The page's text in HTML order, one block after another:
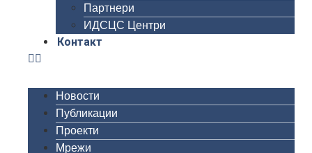
Партнери
ИДСЦС Центри
Контакт
Новости
Публикации
Проекти
Мрежи